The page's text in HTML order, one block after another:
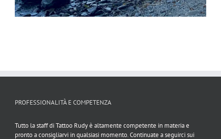
PROFESSIONALITÀ E COMPETENZA
Tutto la staff di Tattoo Rudy è altamente competente in materia e
pronto a consigliarvi in qualsiasi momento. Continuate a seguirci sui